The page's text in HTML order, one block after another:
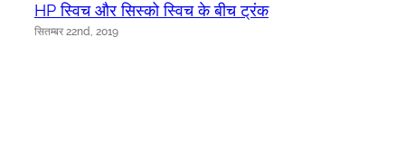
HP स्विच और सिस्को स्विच के बीच ट्रंक
सितम्बर 22nd, 2019